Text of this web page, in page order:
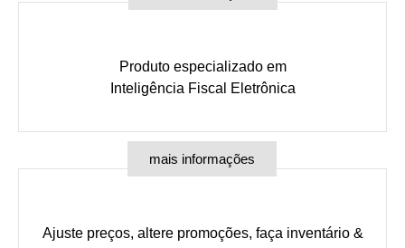
Produto especializado em
Inteligência Fiscal Eletrônica
mais informações
Ajuste preços, altere promoções, faça inventário &